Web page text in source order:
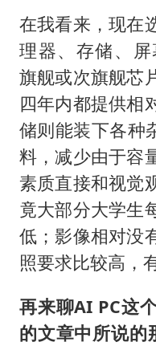
在我看来，现在
理器、存储、屏
旗舰或次旗舰芯
四年内都提供相
储则能装下各种
料，减少由于容
素质直接和视觉
竟大部分大学生
低；影像相对没
照要求比较高，
再来聊AI PC这
的文章中所说的